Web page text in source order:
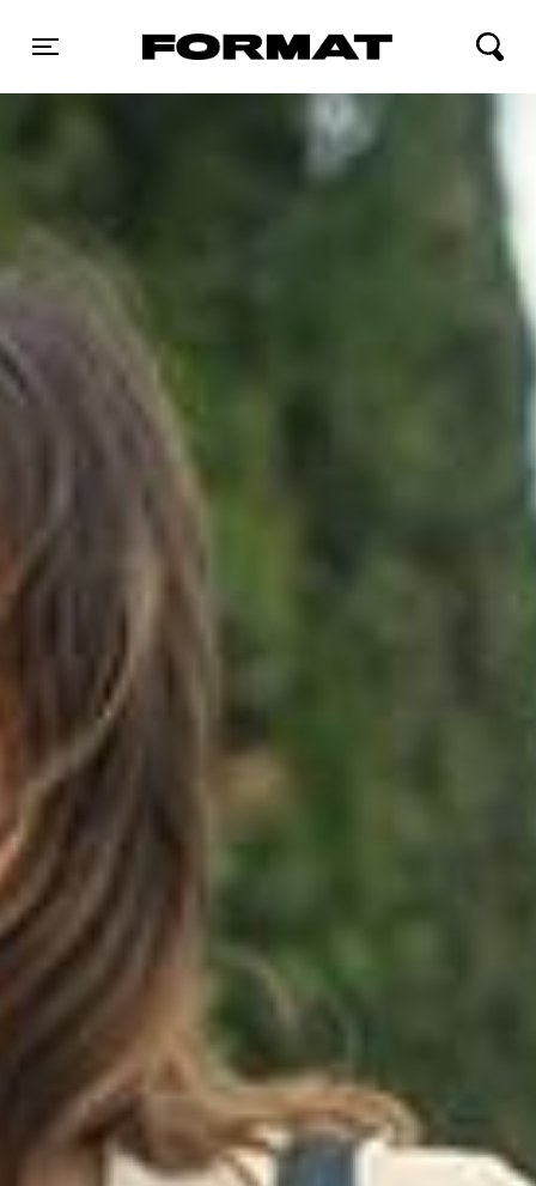
Toggle navigation
FORMAT Biograf